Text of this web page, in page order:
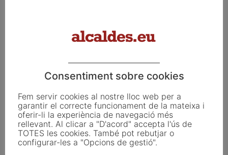
El president de l’AMIC, Ramon Grau, L’Hble. Consellera de Presidència, Laura
Vilagrà i l’exalcaldessa de Sant Cugat, Mireia Ingla
ETIQUETES AMIC Assemblea Besalú
Consentiment sobre cookies
Fem servir cookies al nostre lloc web per a
garantir el correcte funcionament de la mateixa i
oferir-li la experiència de navegació més
rellevant. Al clicar a "D'acord" accepta l'ús de
TOTES les cookies. També pot rebutjar o
configurar-les a "Opcions de gestió".